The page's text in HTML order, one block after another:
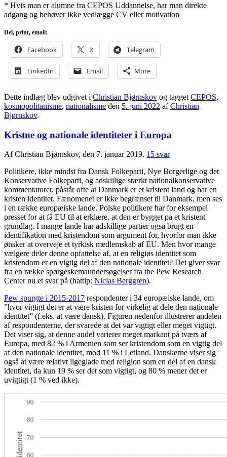
* Hvis man er alumne fra CEPOS Uddannelse, har man direkte
adgang og behøver ikke vedlægge CV eller motivation
Del, print, email:
Facebook X Telegram
LinkedIn Email More
Dette indlæg blev udgivet i Christian Bjørnskov og tagget CEPOS,
kosmopolitanisme, nationalisme den 5. juni 2022 afChristian
Bjørnskov.
Kristne og nationale identiteter i Europa
Af Christian Bjørnskov, den 7. januar 2019. 15 svar
Politikere, ikke mindst fra Dansk Folkeparti, Nye Borgerlige og det
Konservative Folkeparti, og adskillige stærkt nationalkonservative
kommentatorer, påstår ofte at Danmark er et kristent land og har en
kristen identitet. Fænomenet er ikke begrænset til Danmark, men ses
i en række europæiske lande. Polske politikere har for eksempel
presset for at få EU til at erklære, at den er bygget på et kristent
grundlag. I mange lande har adskillige partier også brugt en
identifikation med kristendom som argument for, hvorfor man ikke
ønsker at overveje et tyrkisk medlemskab af EU. Men hvor mange
vælgere deler denne opfattelse af, at en religiøs identitet som
kristendom er en vigtig del af den nationale identitet? Det giver svar
fra en række spørgeskemaundersøgelser fra the Pew Research
Center nu et svar på (hattip: Niclas Berggren).
Pew spurgte i 2015-2017 respondenter i 34 europæiske lande, om
”hvor vigtigt det er at være kristen for virkelig at dele den nationale
identitet” (f.eks. at være dansk). Figuren nedenfor illustrerer andelen
af respondenterne, der svarede at det var vigtigt eller meget vigtigt.
Det viser sig, at denne andel varierer meget markant på tværs af
Europa, med 82 % i Armenien som ser kristendom som en vigtig del
af den nationale identitet, mod 11 % i Letland. Danskerne viser sig
også at være relativt ligeglade med religion som en del af en dansk
identitet, da kun 19 % ser det som vigtigt, og 80 % mener det er
uvigtigt (1 % ved ikke).